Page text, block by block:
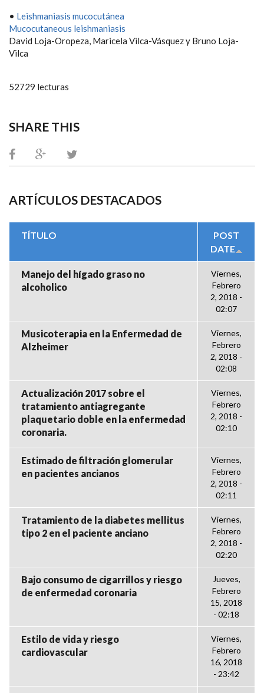
• Leishmaniasis mucocutánea
Mucocutaneous leishmaniasis
David Loja-Oropeza, Maricela Vilca-Vásquez y Bruno Loja-
Vilca
52729 lecturas
SHARE THIS
ARTÍCULOS DESTACADOS
TÍTULO
POST
DATE
Manejo del hígado graso no
alcoholico
Viernes,
Febrero
2, 2018 -
02:07
Musicoterapia en la Enfermedad de
Alzheimer
Viernes,
Febrero
2, 2018 -
02:08
Actualización 2017 sobre el
tratamiento antiagregante
plaquetario doble en la enfermedad
coronaria.
Viernes,
Febrero
2, 2018 -
02:10
Estimado de filtración glomerular
en pacientes ancianos
Viernes,
Febrero
2, 2018 -
02:11
Tratamiento de la diabetes mellitus
tipo 2 en el paciente anciano
Viernes,
Febrero
2, 2018 -
02:20
Bajo consumo de cigarrillos y riesgo
de enfermedad coronaria
Jueves,
Febrero
15, 2018
- 02:18
Estilo de vida y riesgo
cardiovascular
Viernes,
Febrero
16, 2018
- 23:42